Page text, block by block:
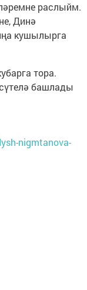
раслыйм.
Динә
кушылырга
тора.
башлады
nigmtanova-